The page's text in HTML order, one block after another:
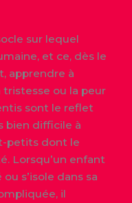
sur lequel
et ce, dès le
apprendre à
tristesse ou la peur
sont le reflet
bien difficile à
petits dont le
Lorsqu’un enfant
s’isole dans sa
il